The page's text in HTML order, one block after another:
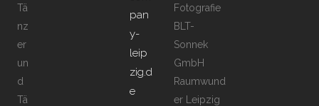
Tä
nz
er
un
d
Tä
pan
y-
leip
zig.d
e
Fotografie
BLT-
Sonnek
GmbH
Raumwund
er Leipzig